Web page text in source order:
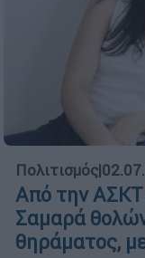
Πολιτισμός|
Από την
Σαμαρά
θηράματος,